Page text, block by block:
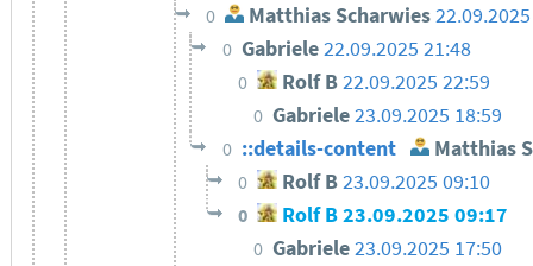
0 Matthias Scharwies
0 Gabriele22.09.2025 21:48
0 Rolf B22.09.2025 22:59
0 Gabriele23.09.2025 18:59
0 ::details-content Matthias
0 Rolf B23.09.2025 09:10
0 Rolf B23.09.2025 09:17
0 Gabriele23.09.2025 17:50